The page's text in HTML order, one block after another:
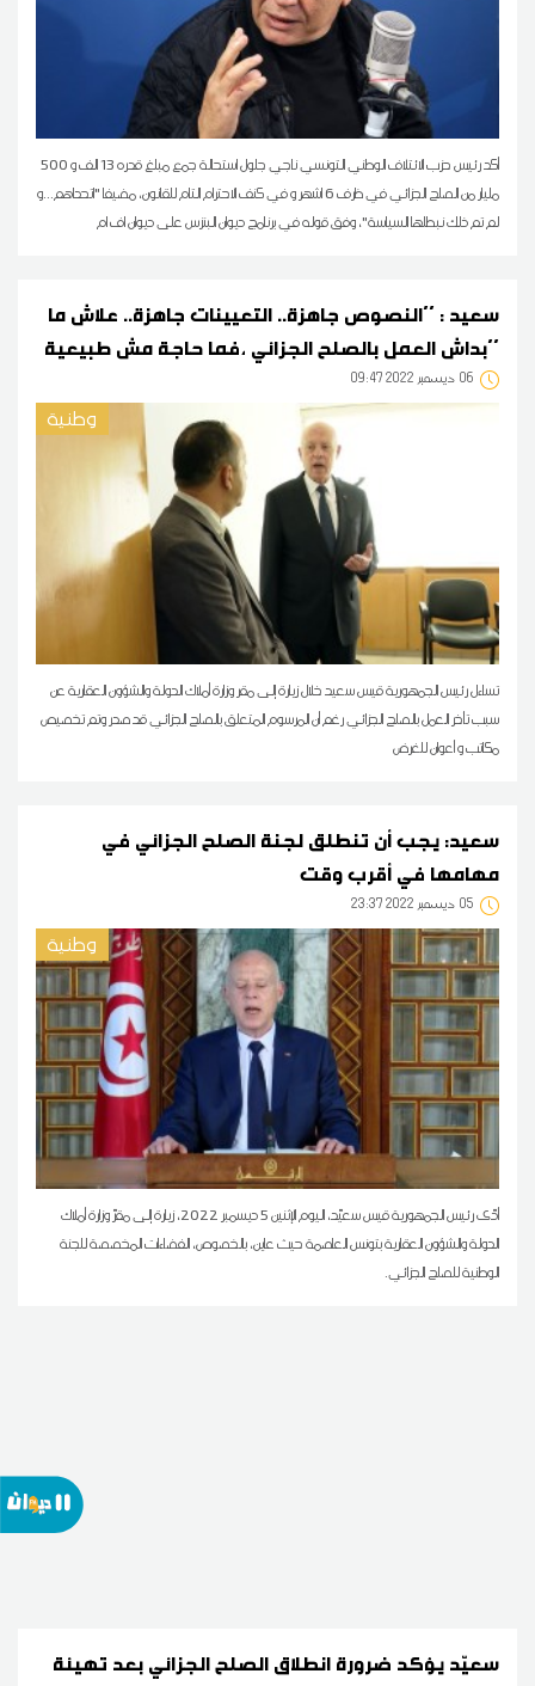
أكد رئيس حزب الائتلاف الوطني التونسي ناجي جلول استحالة جمع مبلغ قدره 13 الف و 500
مليار من الصلح الجزائي في ظرف 6 اشهر و في كنف الاحترام التام للقانون، مضيفا "اتحداهم...و
لم تم ذلك نبطلها السياسة"، وفق قوله في برنامج ديوان البنزس على ديوان اف ام
سعيد : ''النصوص جاهزة.. التعيينات جاهزة.. علاش ما
بداش العمل بالصلح الجزائي ،فما حاجة مش طبيعية''
06 09:47 2022 ديسمبر
وطنية
تساءل رئيس الجمهورية قيس سعيد خلال زيارة إلى مقر وزارة أملاك الدولة والشؤون العقارية عن
سبب تأخر العمل بالصلح الجزائي رغم أن المرسوم المتعلق بالصلح الجزائي قد صدر وتم تخصيص
مكاتب و أعوان للغرض
سعيد: يجب أن تنطلق لجنة الصلح الجزائي في
مهامها في أقرب وقت
05 23:37 2022 ديسمبر
وطنية
أدّى رئيس الجمهورية قيس سعيّد، اليوم الإثنين 5 ديسمبر 2022، زيارة إلى مقرّ وزارة أملاك
الدولة والشؤون العقارية بتونس العاصمة حيث عاين، بالخصوص، الفضاءات المخصصة للجنة
الوطنية للصلح الجزائي.
سعيّد يؤكد ضرورة انطلاق الصلح الجزائي بعد تهيئة